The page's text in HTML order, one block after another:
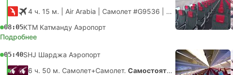
4 ч. 15 м. | Air Arabia Самолет #G9536 Эконом
08:05KTM Катманду Аэропорт
Подробнее
05:40SHJ Шарджа Аэропорт
6 ч. 50 м. Самолет+Самолет. Самостоятельная пересадка